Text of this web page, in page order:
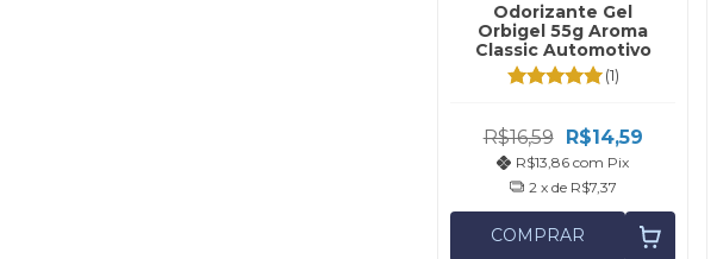
Odorizante Gel
Orbigel 55g Aroma
Classic Automotivo
(1)
R$16,59 R$14,59
R$13,86com Pix
2 x de R$7,37
COMPRAR